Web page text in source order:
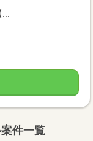
件一覧